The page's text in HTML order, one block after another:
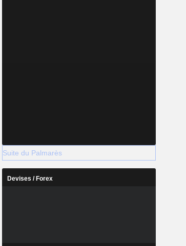
Suite du Palmarès
Devises / Forex